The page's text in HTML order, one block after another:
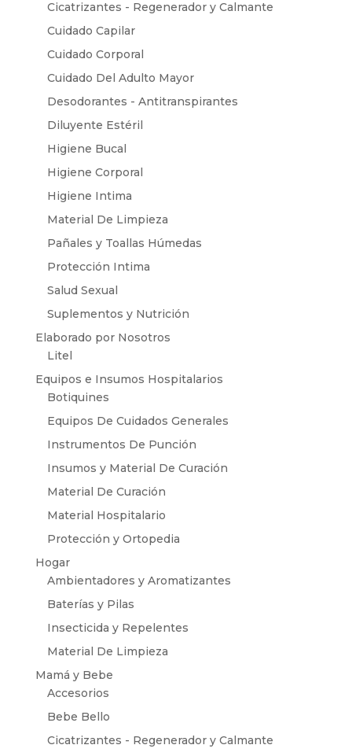
Cicatrizantes - Regenerador y Calmante
Cuidado Capilar
Cuidado Corporal
Cuidado Del Adulto Mayor
Desodorantes - Antitranspirantes
Diluyente Estéril
Higiene Bucal
Higiene Corporal
Higiene Intima
Material De Limpieza
Pañales y Toallas Húmedas
Protección Intima
Salud Sexual
Suplementos y Nutrición
Elaborado por Nosotros
Litel
Equipos e Insumos Hospitalarios
Botiquines
Equipos De Cuidados Generales
Instrumentos De Punción
Insumos y Material De Curación
Material De Curación
Material Hospitalario
Protección y Ortopedia
Hogar
Ambientadores y Aromatizantes
Baterías y Pilas
Insecticida y Repelentes
Material De Limpieza
Mamá y Bebe
Accesorios
Bebe Bello
Cicatrizantes - Regenerador y Calmante